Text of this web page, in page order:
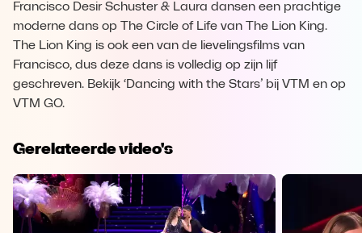
Francisco Desir Schuster & Laura dansen een prachtige
moderne dans op The Circle of Life van The Lion King.
The Lion King is ook een van de lievelingsfilms van
Francisco, dus deze dans is volledig op zijn lijf
geschreven. Bekijk ‘Dancing with the Stars’ bij VTM en op
VTM GO.
Gerelateerde video's